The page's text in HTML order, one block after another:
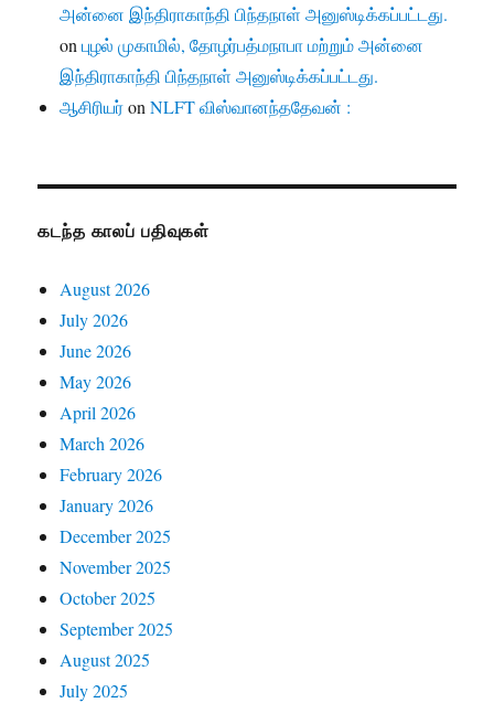
அன்னை இந்திராகாந்தி பிந்தநாள் அனுஸ்டிக்கப்பட்டது.
onபுழல் முகாமில், தோழர்பத்மநாபா மற்றும் அன்னை
இந்திராகாந்தி பிந்தநாள் அனுஸ்டிக்கப்பட்டது.
ஆசிரியர்onNLFT விஸ்வானந்ததேவன் :
கடந்த காலப் பதிவுகள்
August 2026
July 2026
June 2026
May 2026
April 2026
March 2026
February 2026
January 2026
December 2025
November 2025
October 2025
September 2025
August 2025
July 2025